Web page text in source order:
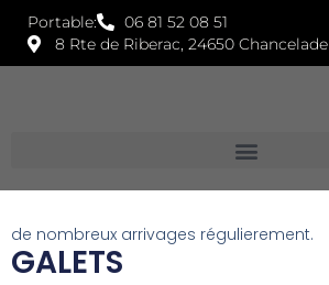
Portable:
06 81 52 08 51
8 Rte de Riberac, 24650 Chancelade
de nombreux arrivages régulierement.
GALETS